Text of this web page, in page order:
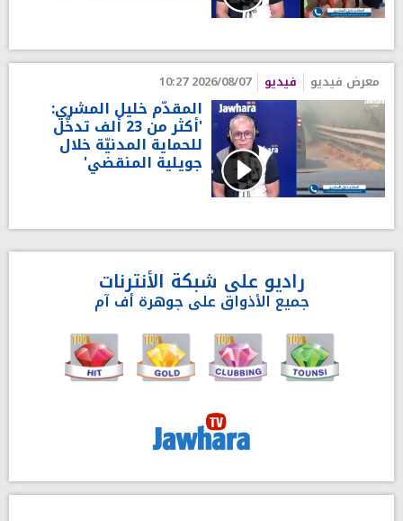
معرض فيديو فيديو 2026/08/07 10:27
المقدّم خليل المشري:
'أكثر من 23 ألف تدخّل
للحماية المدنيّة خلال
جويلية المنقضي'
راديو على شبكة الأنترنات
جميع الأذواق على جوهرة أف آم